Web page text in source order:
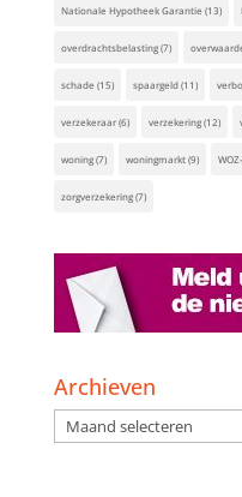
Nationale Hypotheek Garantie (13)
overdrachtsbelasting(7)
schade (15) spaargeld(11)
verzekeraar(6) verzekering(12)
woning(7) woningmarkt(9)
zorgverzekering(7)
Archieven
Archieven